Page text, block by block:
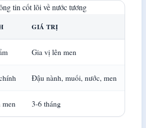
tin cốt lõi về nước tương
GIÁ TRỊ
Gia vị lên men
Đậu nành, muối, nước, men
men 3-6 tháng